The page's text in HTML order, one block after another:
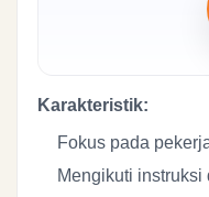
Karakteristik:
Fokus pada
Mengikuti instruksi